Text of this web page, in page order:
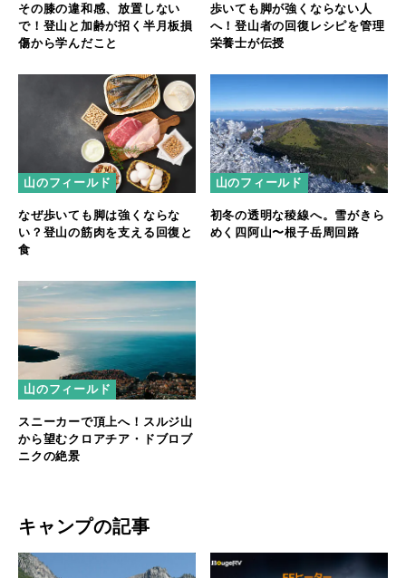
その膝の違和感、放置しない
で！登山と加齢が招く半月板損
傷から学んだこと
歩いても脚が強くならない人
へ！登山者の回復レシピを管理
栄養士が伝授
山のフィールド
なぜ歩いても脚は強くならな
い？登山の筋肉を支える回復と
食
山のフィールド
初冬の透明な稜線へ。雪がきら
めく四阿山〜根子岳周回路
山のフィールド
スニーカーで頂上へ！スルジ山
から望むクロアチア・ドブロブ
ニクの絶景
キャンプの記事